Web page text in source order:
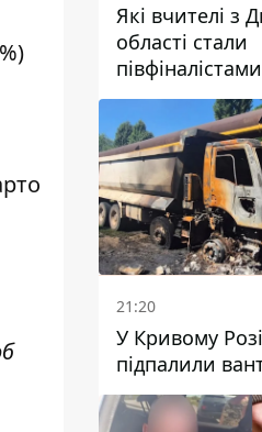
Які вчителі з
області стали
Teacher Prize
21:20
У Кривому
підпалили